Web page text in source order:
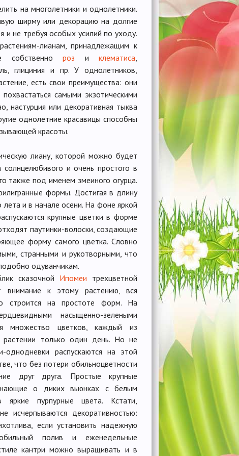
на многолетники и однолетники.
ширму или декорацию на долгие
не требуя особых усилий по уходу.
лианам, принадлежащим к
собственнороз иклематиса,
глициния и пр. У однолетников,
есть свои преимущества: они
самыми экзотическими
настурция или декоративная тыква
однолетние красавицы способны
красоты.
лиану, которой можно будет
и очень простого в
также под именем змеиного огурца.
формы. Достигая в длину
лета и в начале осени. На фоне яркой
крупные цветки в форме
паутинки-волоски, создающие
форму самого цветка. Словно
странными и рукотворными, что
одуванчикам.
сказочной Ипомеи трехцветной
внимание к этому растению, вся
строится на простоте форм. На
насыщенно-зелеными
множество цветков, каждый из
растении только один день. Но не
однодневки распускаются на этой
что без потери обильноцветности
друг друга. Простые крупные
о диких вьюнках с белым
яркие пурпурные цвета. Кстати,
исчерпываются декоративностью:
если установить надежную
полив и еженедельные
кантри можно выращивать и в